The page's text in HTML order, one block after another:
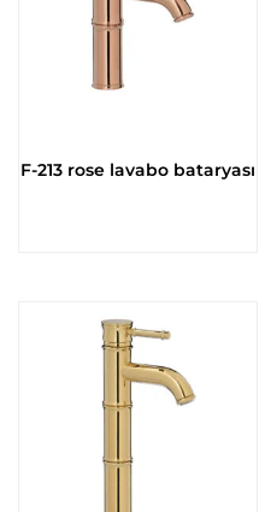
F-213 rose lavabo bataryası